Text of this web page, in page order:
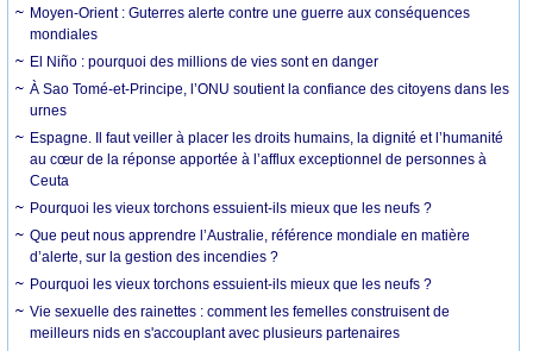
Moyen-Orient : Guterres alerte contre une guerre aux conséquences
mondiales
El Niño : pourquoi des millions de vies sont en danger
À Sao Tomé-et-Principe, l’ONU soutient la confiance des citoyens dans les
urnes
Espagne. Il faut veiller à placer les droits humains, la dignité et l’humanité
au cœur de la réponse apportée à l’afflux exceptionnel de personnes à
Ceuta
Pourquoi les vieux torchons essuient-ils mieux que les neufs ?
Que peut nous apprendre l’Australie, référence mondiale en matière
d’alerte, sur la gestion des incendies ?
Pourquoi les vieux torchons essuient-ils mieux que les neufs ?
Vie sexuelle des rainettes : comment les femelles construisent de
meilleurs nids en s'accouplant avec plusieurs partenaires